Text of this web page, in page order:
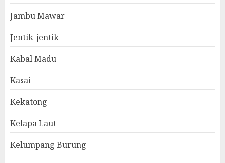
Jambu Mawar
Jentik-jentik
Kabal Madu
Kasai
Kekatong
Kelapa Laut
Kelumpang Burung